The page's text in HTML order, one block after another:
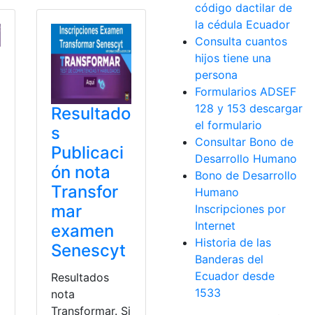
Resultado
s
Publicaci
ón nota
Transfor
mar
examen
Senescyt
Resultados
nota
Transformar. Si
código dactilar de
la cédula Ecuador
Consulta cuantos
hijos tiene una
persona
Formularios ADSEF
128 y 153 descargar
el formulario
Consultar Bono de
Desarrollo Humano
Bono de Desarrollo
Humano
Inscripciones por
Internet
Historia de las
Banderas del
Ecuador desde
1533